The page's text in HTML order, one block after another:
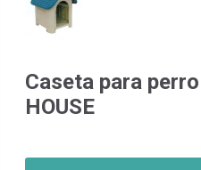
Caseta para
HOUSE